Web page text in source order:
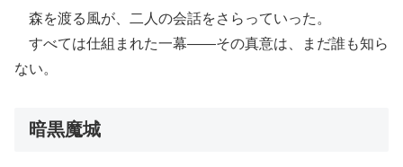
森を渡る風が、二人の会話をさらっていった。
すべては仕組まれた一幕――その真意は、まだ誰も知ら
ない。
暗黒魔城